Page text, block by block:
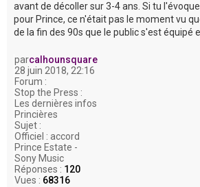
avant de décoller sur 3-4 ans. Si tu
pour Prince, ce n'était pas le moment vu
de la fin des 90s que le public s'est équipé et
parcalhounsquare
28 juin 2018, 22:16
Forum :
Stop the Press :
Les dernières infos
Princières
Sujet :
Officiel : accord
Prince Estate -
Sony Music
Réponses : 120
Vues : 68316